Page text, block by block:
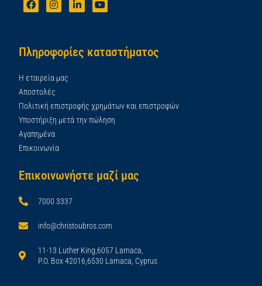
Πληροφορίες καταστήματος
Η εταιρεία μας
Αποστολές
Πολιτική επιστροφής χρημάτων και επιστροφών
Υποστήριξη μετά την πώληση
Αγαπημένα
Επικοινωνία
Επικοινωνήστε μαζί μας
7000 3337
info@christoubros.com
11-13 Luther King,6057 Larnaca,
P.O. Box 42016,6530 Larnaca, Cyprus